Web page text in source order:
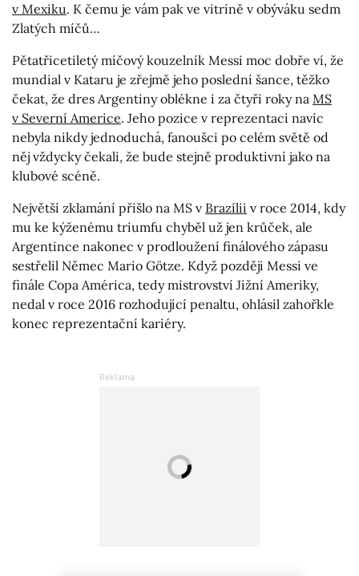
v Mexiku. K čemu je vám pak ve vitríně v obýváku sedm
Zlatých míčů…
Pětatřicetiletý míčový kouzelník Messi moc dobře ví, že
mundial v Kataru je zřejmě jeho poslední šance, těžko
čekat, že dres Argentiny oblékne i za čtyři roky na MS
v Severní Americe. Jeho pozice v reprezentaci navíc
nebyla nikdy jednoduchá, fanoušci po celém světě od
něj vždycky čekali, že bude stejně produktivní jako na
klubové scéně.
Největší zklamání přišlo na MS v Brazílii v roce 2014, kdy
mu ke kýženému triumfu chyběl už jen krůček, ale
Argentince nakonec v prodloužení finálového zápasu
sestřelil Němec Mario Götze. Když později Messi ve
finále Copa América, tedy mistrovství Jižní Ameriky,
nedal v roce 2016 rozhodující penaltu, ohlásil zahořkle
konec reprezentační kariéry.